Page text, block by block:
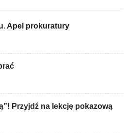
Apel prokuratury
Przyjdź na lekcję pokazową